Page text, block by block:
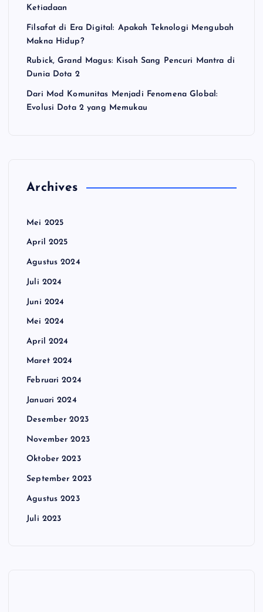
Ketiadaan
Filsafat di Era Digital: Apakah Teknologi Mengubah
Makna Hidup?
Rubick, Grand Magus: Kisah Sang Pencuri Mantra di
Dunia Dota 2
Dari Mod Komunitas Menjadi Fenomena Global:
Evolusi Dota 2 yang Memukau
Archives
Mei 2025
April 2025
Agustus 2024
Juli 2024
Juni 2024
Mei 2024
April 2024
Maret 2024
Februari 2024
Januari 2024
Desember 2023
November 2023
Oktober 2023
September 2023
Agustus 2023
Juli 2023